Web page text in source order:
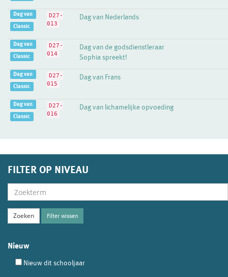
Dag van
Classic
D27-
013
Dag van Nederlands
Dag van
Classic
D27-
014
Dag van de godsdienstleraar
Sophia spreekt!
Dag van
Classic
D27-
015
Dag van Frans
Dag van
Classic
D27-
016
Dag van lichamelijke opvoeding
FILTER OP NIVEAU
Filter wissen
Nieuw
Nieuw dit schooljaar